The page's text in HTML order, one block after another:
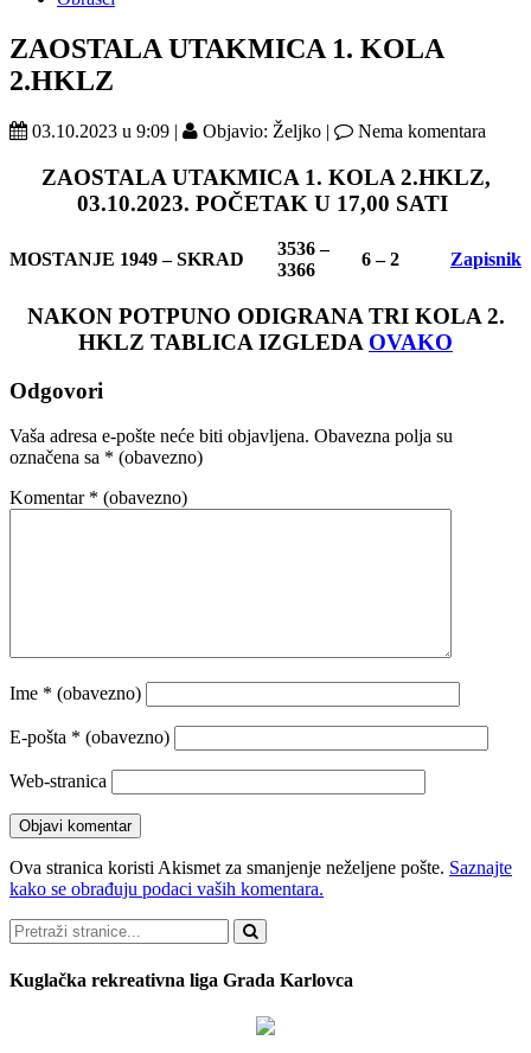
ZAOSTALA UTAKMICA 1. KOLA
2.HKLZ
03.10.2023 u 9:09 | Objavio: Željko | Nema komentara
ZAOSTALA UTAKMICA 1. KOLA 2.HKLZ,
03.10.2023. POČETAK U 17,00 SATI
MOSTANJE 1949 – SKRAD
3536 –
3366
6 – 2 Zapisnik
NAKON POTPUNO ODIGRANA TRI KOLA 2.
HKLZ TABLICA IZGLEDA OVAKO
Odgovori
Vaša adresa e-pošte neće biti objavljena. Obavezna polja su
označena sa * (obavezno)
Komentar * (obavezno)
Ime * (obavezno)
E-pošta * (obavezno)
Web-stranica
Ova stranica koristi Akismet za smanjenje neželjene pošte. Saznajte
kako se obrađuju podaci vaših komentara.
Pretraži
Kuglačka rekreativna liga Grada Karlovca